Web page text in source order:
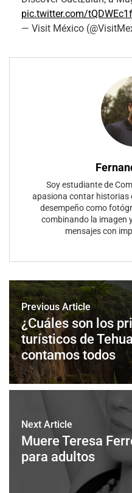
pic.twitter.com/
— Visit México
Soy estudiante de
apasiona contar historias
desempeño como
combinando la imagen
mensajes con
Previous Article
¿Cuáles son los
turísticos de
contamos todos
Next Article
Muere Teresa
para adultos